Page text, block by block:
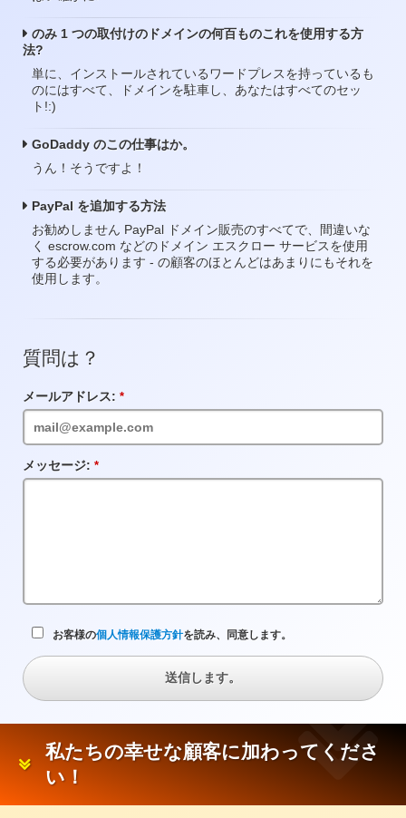
のみ 1 つの取付けのドメインの何百ものこれを使用する方
法?
単に、インストールされているワードプレスを持っているも
のにはすべて、ドメインを駐車し、あなたはすべてのセッ
ト!:)
GoDaddy のこの仕事はか。
うん！そうですよ！
PayPal を追加する方法
お勧めしません PayPal ドメイン販売のすべてで、間違いな
く escrow.com などのドメイン エスクロー サービスを使用
する必要があります - の顧客のほとんどはあまりにもそれを
使用します。
質問は？
メールアドレス:
須
フ
ィ
ル
メッセージ:
須
お客様の個人情報保護方針を読み、同意します。
送信します。
私たちの幸せな顧客に加わってくださ
い！